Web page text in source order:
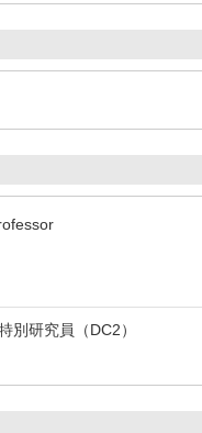
研究員（DC2）